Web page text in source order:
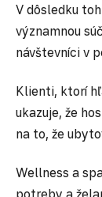
V dôsledku
významnou
návštevníci v
Klienti, ktorí
ukazuje, že
na to, že
Wellness a
potreby a